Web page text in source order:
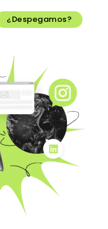
¿Despegamos?